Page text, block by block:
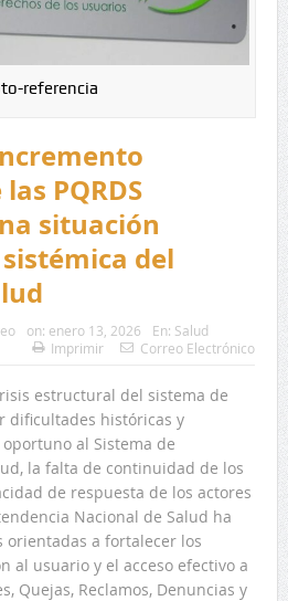
referencia
PQRDS
situación
del
on: enero 13, 2026 En: Salud
Imprimir Correo Electrónico
estructural del sistema de
dificultades históricas y
al Sistema de
la falta de continuidad de los
de respuesta de los actores
Nacional de Salud ha
a fortalecer los
al usuario y el acceso efectivo a
Quejas, Reclamos, Denuncias y